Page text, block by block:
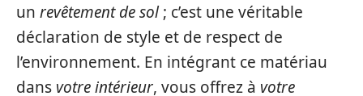
un revêtement de sol; c’est une véritable
déclaration de style et de respect de
l’environnement. En intégrant ce matériau
dans votre intérieur, vous offrez à votre